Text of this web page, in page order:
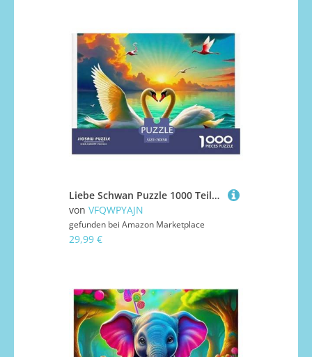
Liebe Schwan Puzzle 1000 Teile Liebe Schwan Für Erwachsene Und Kinder Ab 14 Jahren Mit Gemütliche Studie-Motiv Impossible Game 70x50cm/1000pcs
von VFQWPYAJN
gefunden bei Amazon Marketplace
29,99 €